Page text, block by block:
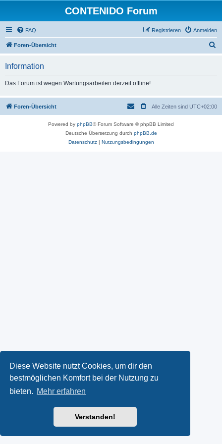
Diese Website nutzt Cookies, um dir den
bestmöglichen Komfort bei der Nutzung zu
bieten. Mehr erfahren
Verstanden!
CONTENIDO Forum
FAQ Anmelden
Registrieren
Foren-Übersicht
Information
Das Forum ist wegen Wartungsarbeiten derzeit offline!
Foren-Übersicht Alle Zeiten sind UTC+02:00
Powered by phpBB® Forum Software © phpBB Limited
Deutsche Übersetzung durch phpBB.de
Datenschutz| Nutzungsbedingungen